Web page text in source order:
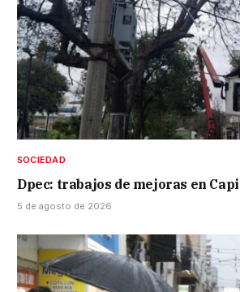
SOCIEDAD
Dpec: trabajos de mejoras en
5 de agosto de 2026